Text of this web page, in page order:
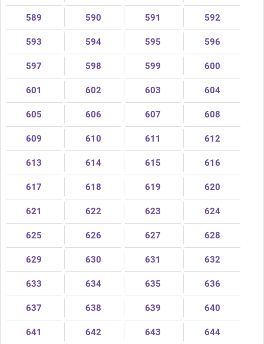
589 590 591 592
593 594 595 596
597 598 599 600
601 602 603 604
605 606 607 608
609 610 611 612
613 614 615 616
617 618 619 620
621 622 623 624
625 626 627 628
629 630 631 632
633 634 635 636
637 638 639 640
641 642 643 644